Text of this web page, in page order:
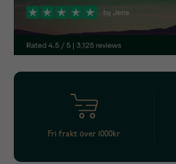
Fri frakt över 1000kr